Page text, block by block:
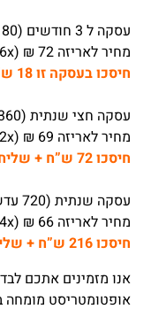
עסקה ל 3 חודשים (180 עדשות)
מחיר לאריזה 72 ₪ (6x אריזות)
חיסכו בעסקה זו 18 ש”ח
עסקה חצי שנתית (360 עדשות)
מחיר לאריזה 69 ₪ (12x אריזות)
חיסכו 72 ש”ח + שליח חינם
עסקה שנתית (720 עדשות)
מחיר לאריזה 66 ₪ (24x אריזות)
חיסכו 216 ש”ח + שליח חינם
אנו מזמינים אתכם